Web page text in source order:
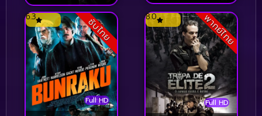
จับตาย
ซับไทย
Full HD
6.3 พากย์ไทย
Full HD
8.0